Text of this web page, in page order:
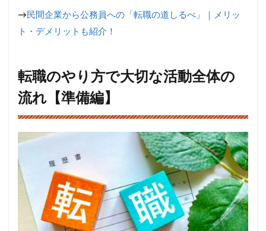
→ 民間企業から公務員への「転職の道しるべ」｜メリッ
ト・デメリットも紹介！
転職のやり方で大切な活動全体の
流れ【準備編】